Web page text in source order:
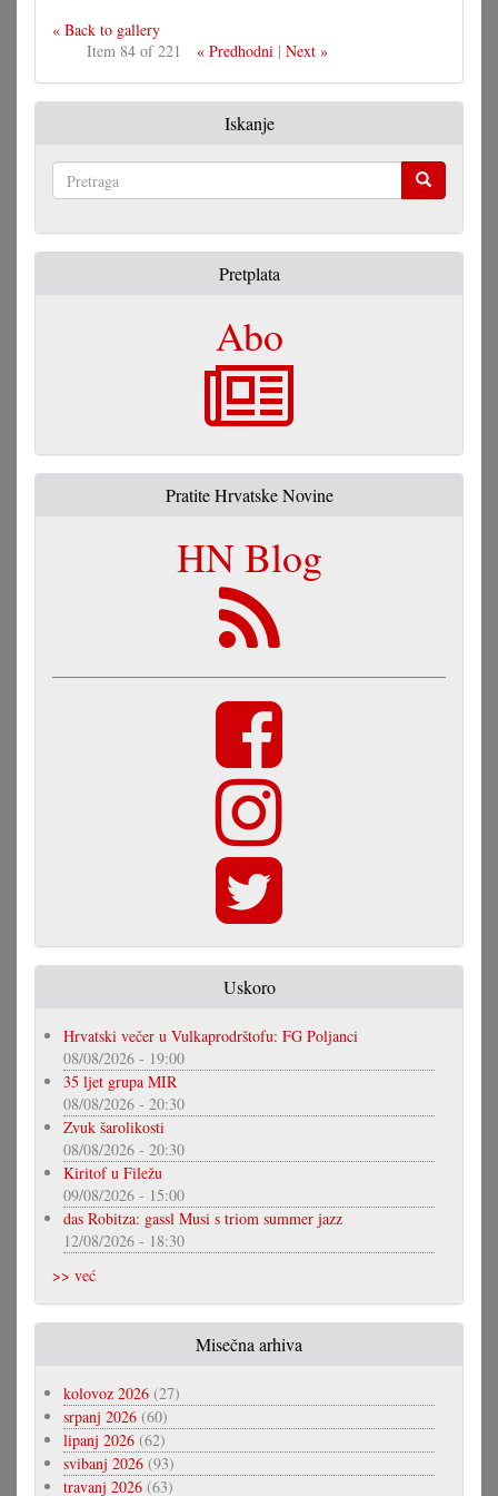
« Back to gallery
Item 84 of 221
« Predhodni| Next »
Iskanje
Pretplata
Abo
Pratite Hrvatske Novine
HN Blog
Uskoro
Hrvatski večer u Vulkaprodrštofu: FG Poljanci
08/08/2026 - 19:00
35 ljet grupa MIR
08/08/2026 - 20:30
Zvuk šarolikosti
08/08/2026 - 20:30
Kiritof u Filežu
09/08/2026 - 15:00
das Robitza: gassl Musi s triom summer jazz
12/08/2026 - 18:30
>> već
Misečna arhiva
kolovoz 2026 (27)
srpanj 2026 (60)
lipanj 2026 (62)
svibanj 2026 (93)
travanj 2026 (63)